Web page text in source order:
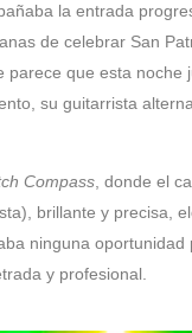
la entrada
de celebrar San
que esta
su guitarrista
Compass , donde el
brillante y precisa,
ninguna oportunidad
y profesional.